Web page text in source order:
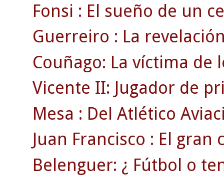
Fonsi : El sueño de un
Guerreiro : La
Couñago: La víctima de
Vicente II: Jugador de
Mesa : Del Atlético
Juan Francisco : El
Belenguer: ¿ Fútbol o